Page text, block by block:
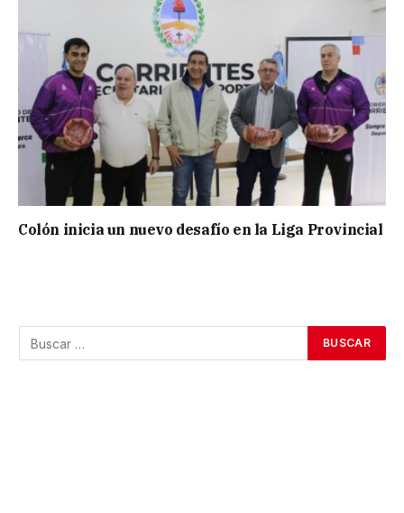
Colón inicia un nuevo desafío en la Liga Provincial